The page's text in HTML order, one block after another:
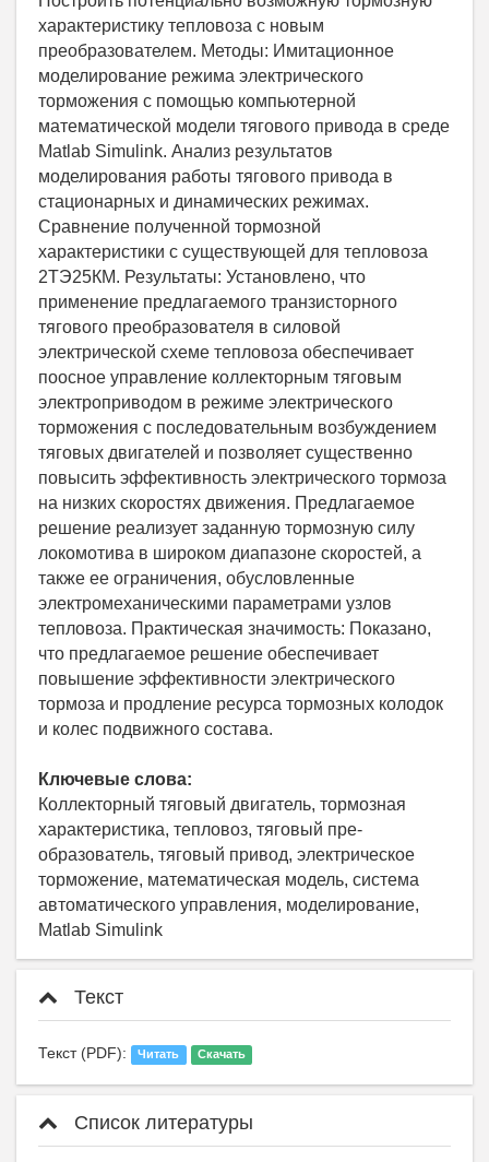
характеристику тепловоза с новым
преобразователем. Методы: Имитационное
моделирование режима электрического
торможения с помощью компьютерной
математической модели тягового привода в среде
Matlab Simulink. Анализ результатов
моделирования работы тягового привода в
стационарных и динамических режимах.
Сравнение полученной тормозной
характеристики с существующей для тепловоза
2ТЭ25КМ. Результаты: Установлено, что
применение предлагаемого транзисторного
тягового преобразователя в силовой
электрической схеме тепловоза обеспечивает
поосное управление коллекторным тяговым
электроприводом в режиме электрического
торможения с последовательным возбуждением
тяговых двигателей и позволяет существенно
повысить эффективность электрического тормоза
на низких скоростях движения. Предлагаемое
решение реализует заданную тормозную силу
локомотива в широком диапазоне скоростей, а
также ее ограничения, обусловленные
электромеханическими параметрами узлов
тепловоза. Практическая значимость: Показано,
что предлагаемое решение обеспечивает
повышение эффективности электрического
тормоза и продление ресурса тормозных колодок
и колес подвижного состава.
Ключевые слова:
Коллекторный тяговый двигатель, тормозная
характеристика, тепловоз, тяговый пре-
образователь, тяговый привод, электрическое
торможение, математическая модель, система
автоматического управления, моделирование,
Matlab Simulink
Текст
Текст (PDF): Читать Скачать
Список литературы